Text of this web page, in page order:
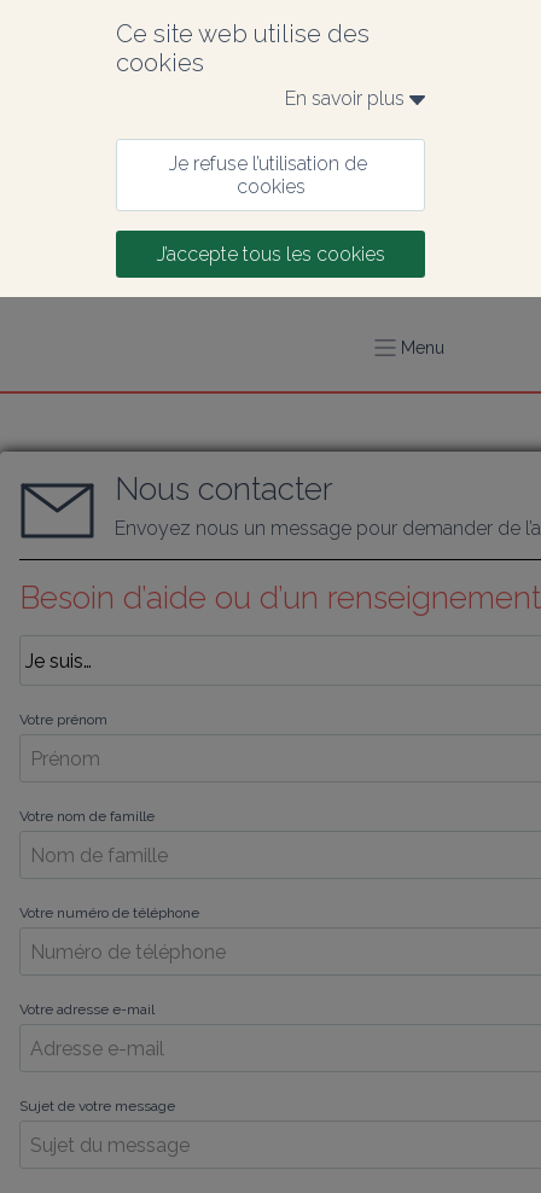
Ce site web utilise des
cookies
En savoir plus
Je refuse l’utilisation de
cookies
J’accepte tous les cookies
Menu
Nous contacter
Envoyez nous un message pour demander de
Besoin d’aide ou d’un
Votre prénom
Votre nom de famille
Votre numéro de téléphone
Votre adresse e-mail
Sujet de votre message